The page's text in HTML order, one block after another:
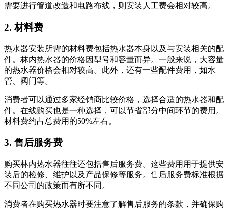
需要进行管道改造和电路布线，则安装人工费会相对较高。
2. 材料费
热水器安装所需的材料费包括热水器本身以及与安装相关的配
件。林内热水器的价格因型号和容量而异。一般来说，大容量
的热水器价格会相对较高。此外，还有一些配件费用，如水
管、阀门等。
消费者可以通过多家经销商比较价格，选择合适的热水器和配
件。在线购买也是一种选择，可以节省部分中间环节的费用。
材料费约占总费用的50%左右。
3. 售后服务费
购买林内热水器往往还包括售后服务费。这些费用用于提供安
装后的检修、维护以及产品保修等服务。售后服务费标准根据
不同公司的政策而有所不同。
消费者在购买热水器时要注意了解售后服务的条款，并确保购